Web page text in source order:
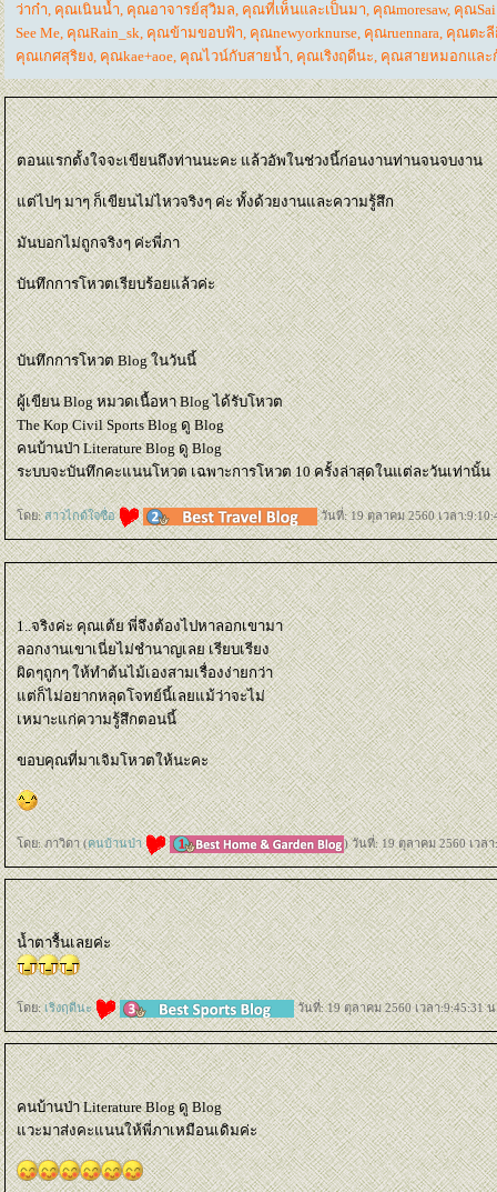
ว่าก๋า, คุณเนินน้ำ, คุณอาจารย์สุวิมล, คุณที่เห็นและเป็นมา, คุณmoresaw, คุณSai
See Me, คุณRain_sk, คุณข้ามขอบฟ้า, คุณnewyorknurse, คุณruennara, คุณตะลี
คุณเกศสุริยง, คุณkae+aoe, คุณไวน์กับสายน้ำ, คุณเริงฤดีนะ, คุณสายหมอกและ
ตอนแรกตั้งใจจะเขียนถึงท่านนะคะ แล้วอัพในช่วงนี้ก่อนงานท่านจนจบงาน
ต่ไปๆ มาๆ ก็เขียนไม่ไหวจริงๆ ค่ะ ทั้งด้วยงานและความรู้สึก
มันบอกไม่ถูกจริงๆ ค่ะพี่ภา
บันทึกการโหวตเรียบร้อยแล้วค่ะ
บันทึกการโหวต Blog ในวันนี้
ผู้เขียน Blog หมวดเนื้อหา Blog ได้รับโหวต
The Kop Civil Sports Blog ดู Blog
คนบ้านป่า Literature Blog ดู Blog
ระบบจะบันทึกคะแนนโหวต เฉพาะการโหวต 10 ครั้งล่าสุดในแต่ละวันเท่านั้น
ดย:สาวไกด์ใจซื่อ วันที่: 19 ตุลาคม 2560 เวลา
1..จริงค่ะ คุณเต้ย พี่จึงต้องไปหาลอกเขามา
ลอกงานเขาเนี่ยไม่ชำนาญเลย เรียบเรียง
ผิดๆถูกๆ ให้ทำต้นไม้เองสามเรื่องง่ายกว่า
ต่ก็ไม่อยากหลุดโจทย์นี้เลยแม้ว่าจะไม่
เหมาะแก่ความรู้สึกตอนนี้
ขอบคุณที่มาเจิมโหวตให้นะคะ
ดย: ภาวิดา (คนบ้านป่า ) วันที่: 19 ตุลาคม 2560 เวล
น้ำตารื้นเลยค่ะ
ดย:เริงฤดีนะ วันที่: 19 ตุลาคม 2560 เวลา:9:45:31
คนบ้านป่า Literature Blog ดู Blog
วะมาส่งคะแนนให้พี่ภาเหมือนเดิมค่ะ